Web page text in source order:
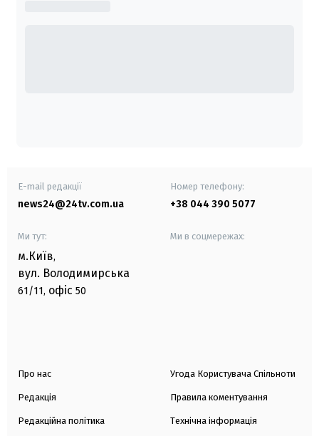
E-mail редакції
news24@24tv.com.ua
Номер телефону:
+38 044 390 5077
Ми тут:
м.Київ,
вул. Володимирська
61/11, офіс 50
Ми в соцмережах:
Про нас
Редакція
Редакційна політика
Угода Користувача Спільноти
Правила коментування
Технічна інформація